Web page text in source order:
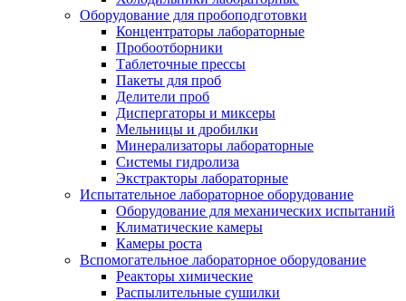
Оборудование для пробоподготовки
Концентраторы лабораторные
Пробоотборники
Таблеточные прессы
Пакеты для проб
Делители проб
Диспергаторы и миксеры
Мельницы и дробилки
Минерализаторы лабораторные
Системы гидролиза
Экстракторы лабораторные
Испытательное лабораторное оборудование
Оборудование для механических испытаний
Климатические камеры
Камеры роста
Вспомогательное лабораторное оборудование
Реакторы химические
Распылительные сушилки